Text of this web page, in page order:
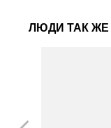
ЛЮДИ ТАК